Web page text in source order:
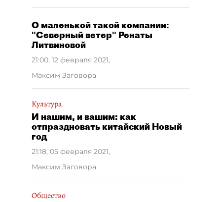
О маленькой такой компании:
"Северный ветер" Ренаты
Литвиновой
21:00, 12 февраля 2021,
Максим Заговора
Культура
И нашим, и вашим: как
отпраздновать китайский Новый
год
21:18, 05 февраля 2021,
Максим Заговора
Общество